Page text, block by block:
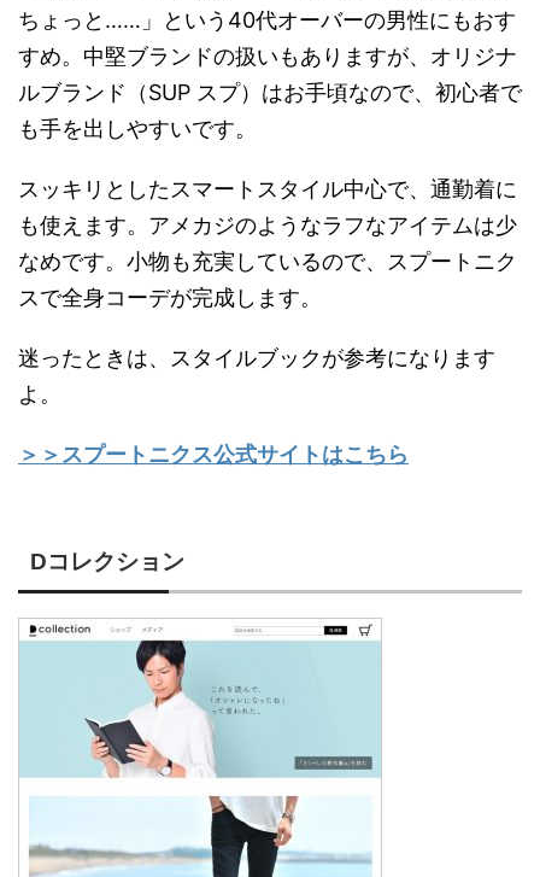
ちょっと……」という40代オーバーの男性にもおす
すめ。中堅ブランドの扱いもありますが、オリジナ
ルブランド（SUP スプ）はお手頃なので、初心者で
も手を出しやすいです。
スッキリとしたスマートスタイル中心で、通勤着に
も使えます。アメカジのようなラフなアイテムは少
なめです。小物も充実しているので、スプートニク
スで全身コーデが完成します。
迷ったときは、スタイルブックが参考になります
よ。
＞＞スプートニクス公式サイトはこちら
Dコレクション